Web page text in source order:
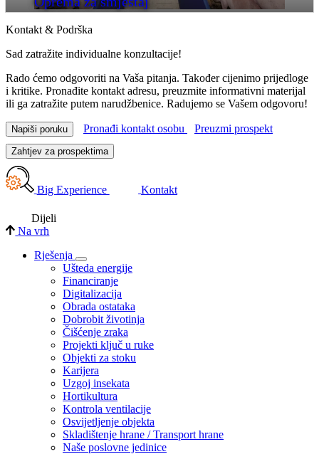
Kontakt & Podrška
Sad zatražite individualne konzultacije!
Rado ćemo odgovoriti na Vaša pitanja. Također cijenimo prijedloge
i kritike. Pronađite kontakt adresu, preuzmite informativni materijal
ili ga zatražite putem narudžbenice. Radujemo se Vašem odgovoru!
Napiši poruku Pronađi kontakt osobu Preuzmi prospekt
Zahtjev za prospektima
Big Experience Kontakt
Dijeli
Na vrh
Rješenja
Ušteda energije
Financiranje
Digitalizacija
Obrada ostataka
Dobrobit životinja
Čišćenje zraka
Projekti ključ u ruke
Objekti za stoku
Karijera
Uzgoj insekata
Hortikultura
Kontrola ventilacije
Osvijetljenje objekta
Skladištenje hrane / Transport hrane
Naše poslovne jedinice